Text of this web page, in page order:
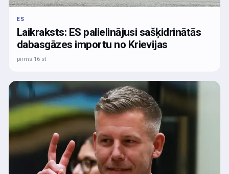
ES
Laikraksts: ES palielinājusi sašķidrinātās
dabasgāzes importu no Krievijas
pirms 16 st